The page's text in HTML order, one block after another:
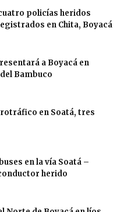
policías heridos
en Chita, Boyacá
a Boyacá en
Bambuco
en Soatá, tres
en la vía Soatá –
herido